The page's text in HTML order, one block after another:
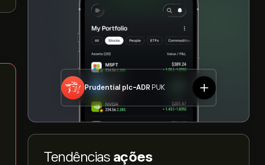
Prudential plc-ADR PUK
Tendências ações